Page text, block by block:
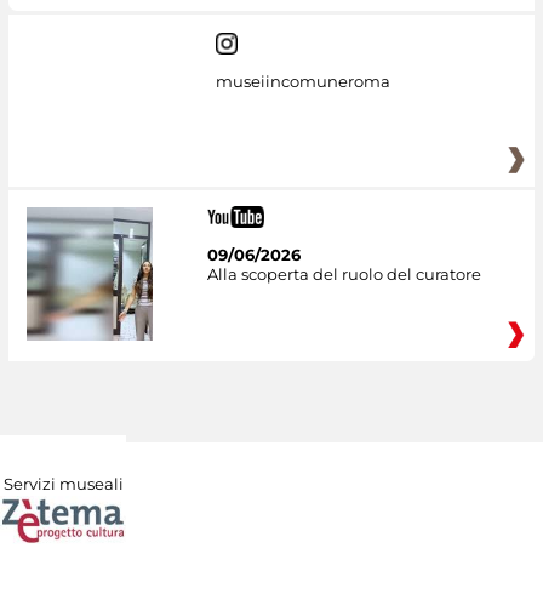
museiincomuneroma
09/06/2026
Alla scoperta del ruolo del curatore
Servizi museali